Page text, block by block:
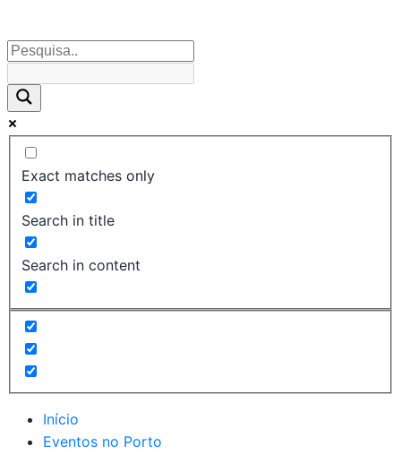
Exact matches only
Search in title
Search in content
Início
Eventos no Porto